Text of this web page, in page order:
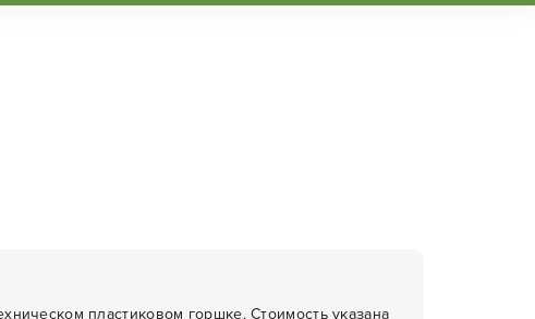
пластиковом горшке. Стоимость указана